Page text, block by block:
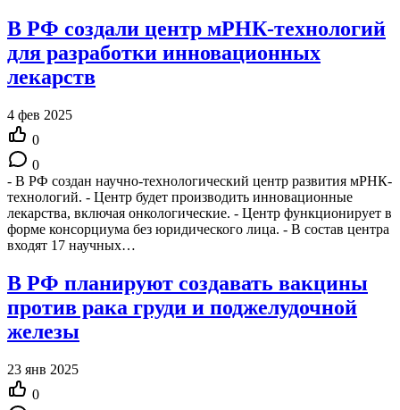
В РФ создали центр мРНК-технологий
для разработки инновационных
лекарств
4 фев 2025
0
0
- В РФ создан научно-технологический центр развития мРНК-
технологий. - Центр будет производить инновационные
лекарства, включая онкологические. - Центр функционирует в
форме консорциума без юридического лица. - В состав центра
входят 17 научных…
В РФ планируют создавать вакцины
против рака груди и поджелудочной
железы
23 янв 2025
0